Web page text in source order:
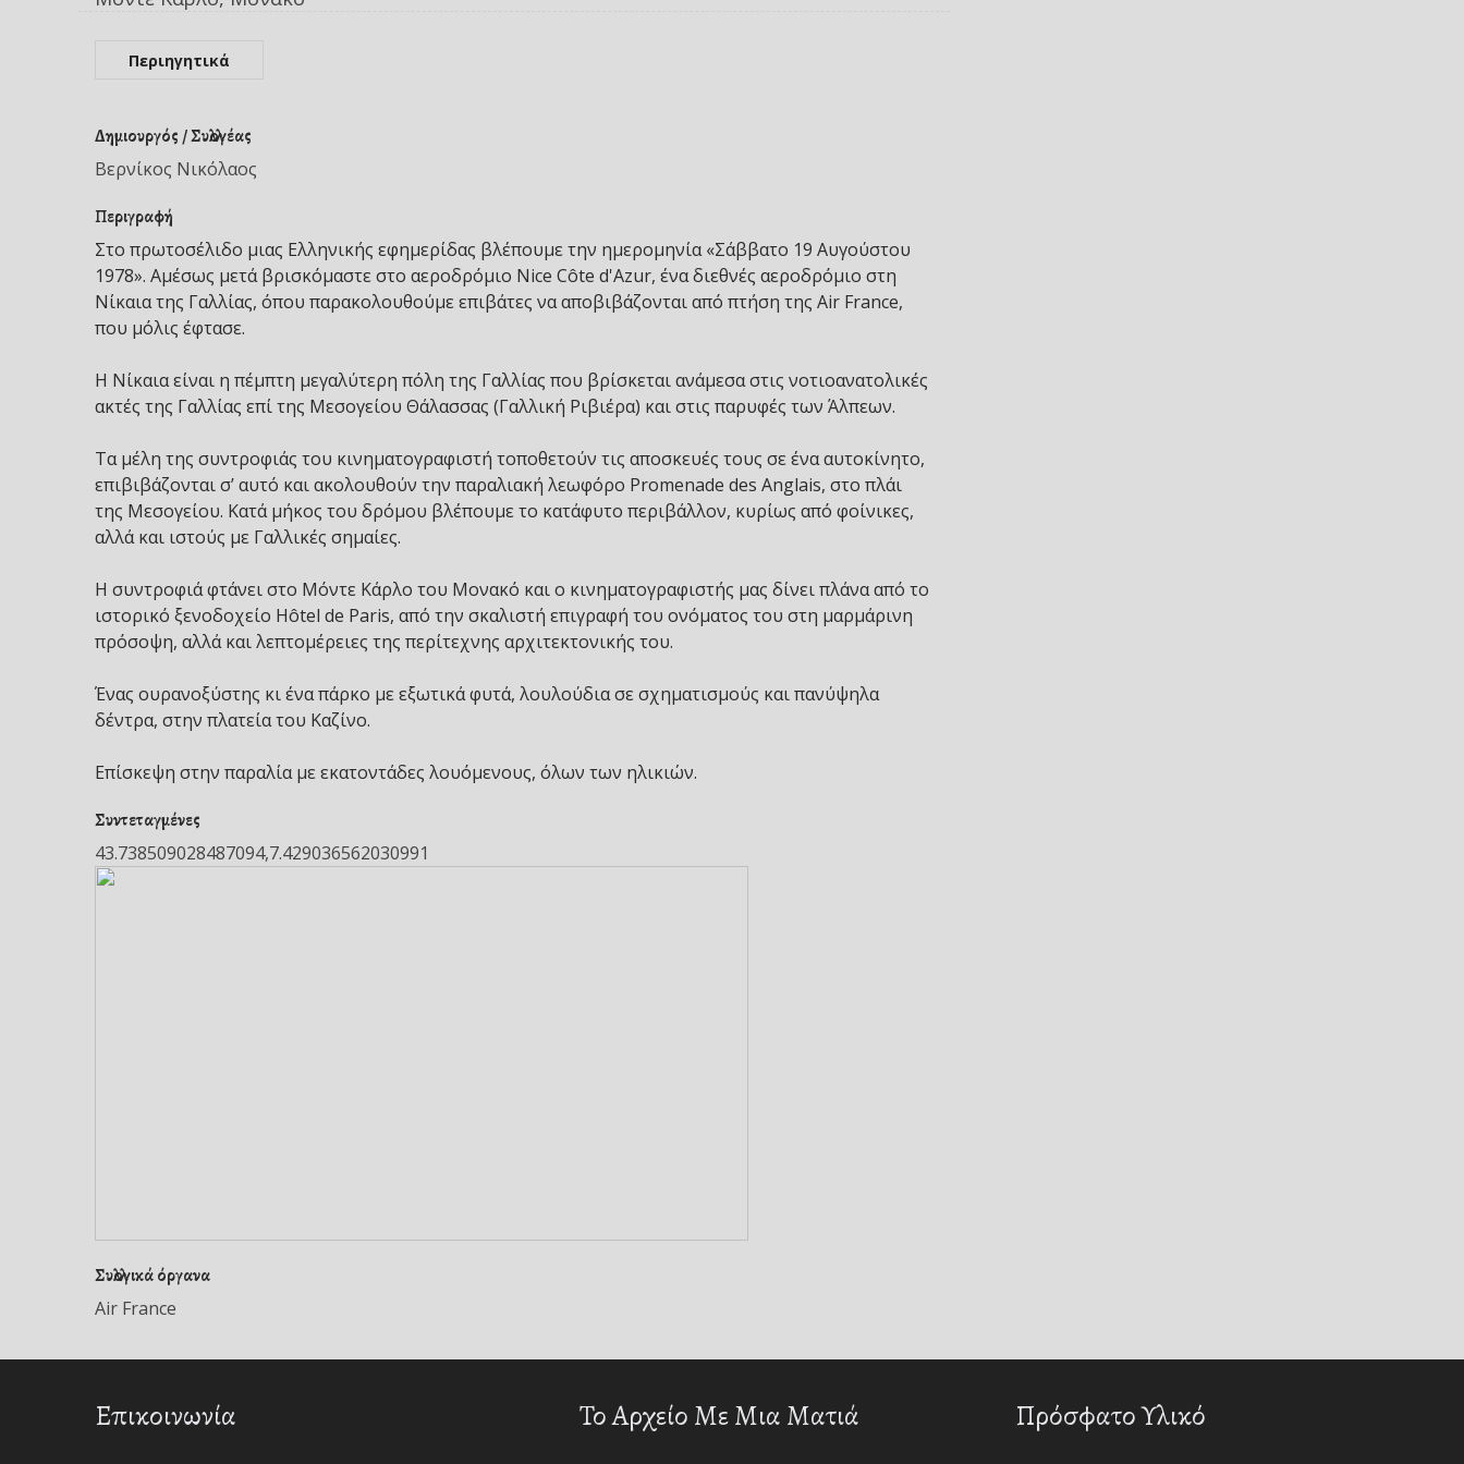
Περιηγητικά
Δημιουργός / Συλλογέας
Βερνίκος Νικόλαος
Περιγραφή
Στο πρωτοσέλιδο μιας Ελληνικής εφημερίδας βλέπουμε την ημερομηνία «Σάββατο 19 Αυγούστου
1978». Αμέσως μετά βρισκόμαστε στο αεροδρόμιο Nice Côte d'Azur, ένα διεθνές αεροδρόμιο στη
Νίκαια της Γαλλίας, όπου παρακολουθούμε επιβάτες να αποβιβάζονται από πτήση της Air France,
που μόλις έφτασε.
Η Νίκαια είναι η πέμπτη μεγαλύτερη πόλη της Γαλλίας που βρίσκεται ανάμεσα στις νοτιοανατολικές
ακτές της Γαλλίας επί της Μεσογείου Θάλασσας (Γαλλική Ριβιέρα) και στις παρυφές των Άλπεων.
Τα μέλη της συντροφιάς του κινηματογραφιστή τοποθετούν τις αποσκευές τους σε ένα αυτοκίνητο,
επιβιβάζονται σ’ αυτό και ακολουθούν την παραλιακή λεωφόρο Promenade des Anglais, στο πλάι
της Μεσογείου. Κατά μήκος του δρόμου βλέπουμε το κατάφυτο περιβάλλον, κυρίως από φοίνικες,
αλλά και ιστούς με Γαλλικές σημαίες.
Η συντροφιά φτάνει στο Μόντε Κάρλο του Μονακό και ο κινηματογραφιστής μας δίνει πλάνα από το
ιστορικό ξενοδοχείο Hôtel de Paris, από την σκαλιστή επιγραφή του ονόματος του στη μαρμάρινη
πρόσοψη, αλλά και λεπτομέρειες της περίτεχνης αρχιτεκτονικής του.
Ένας ουρανοξύστης κι ένα πάρκο με εξωτικά φυτά, λουλούδια σε σχηματισμούς και πανύψηλα
δέντρα, στην πλατεία του Καζίνο.
Επίσκεψη στην παραλία με εκατοντάδες λουόμενους, όλων των ηλικιών.
Συντεταγμένες
43.738509028487094,7.429036562030991
Συλλογικά όργανα
Air France
Επικοινωνία Το Αρχείο Με Μια Ματιά Πρόσφατο Υλικό